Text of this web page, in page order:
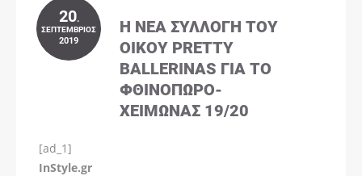
20.
ΣΕΠΤΈΜΒΡΙΟΣ
2019
Η ΝΈΑ ΣΥΛΛΟΓΉ ΤΟΥ
ΟΊΚΟΥ PRETTY
BALLERINAS ΓΙΑ ΤΟ
ΦΘΙΝΌΠΩΡΟ-
ΧΕΙΜΏΝΑΣ 19/20
[ad_1]
InStyle.gr